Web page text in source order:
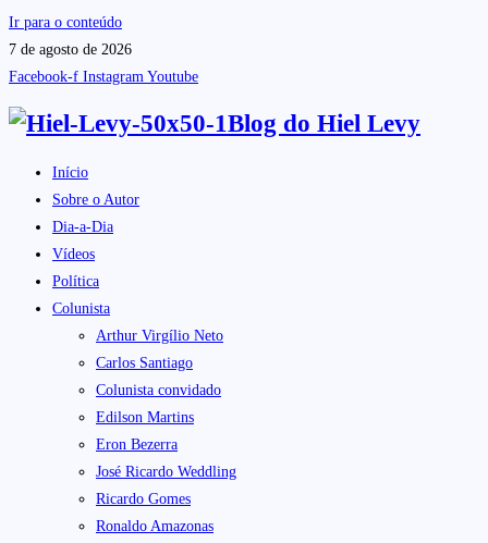
Ir para o conteúdo
7 de agosto de 2026
Facebook-f Instagram Youtube
Blog do Hiel Levy
Início
Sobre o Autor
Dia-a-Dia
Vídeos
Política
Colunista
Arthur Virgílio Neto
Carlos Santiago
Colunista convidado
Edilson Martins
Eron Bezerra
José Ricardo Weddling
Ricardo Gomes
Ronaldo Amazonas